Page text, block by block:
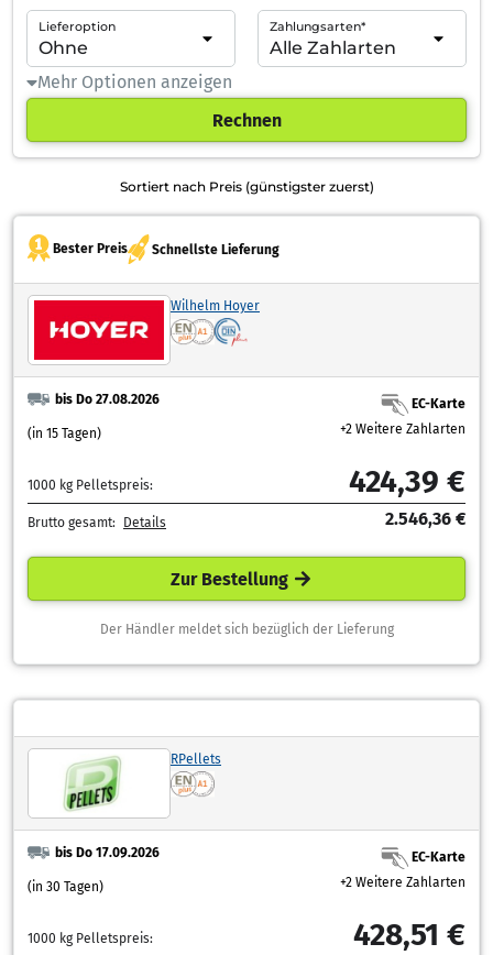
Lieferoption Zahlungsarten*
Mehr Optionen anzeigen
Rechnen
Sortiert nach Preis (günstigster zuerst)
Bester Preis Schnellste Lieferung
Wilhelm Hoyer
bis Do 27.08.2026
(in 15 Tagen)
EC-Karte
+2 Weitere Zahlarten
1000 kg Pelletspreis: 424,39 €
Brutto gesamt: Details 2.546,36 €
Zur Bestellung
Der Händler meldet sich bezüglich der Lieferung
RPellets
bis Do 17.09.2026
(in 30 Tagen)
EC-Karte
+2 Weitere Zahlarten
1000 kg Pelletspreis: 428,51 €